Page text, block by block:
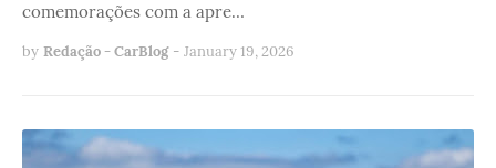
comemorações com a apre…
by Redação - CarBlog - January 19, 2026